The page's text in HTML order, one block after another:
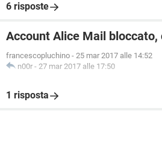
6 risposte
Account Alice Mail bloccato,
francescopluchino - 25 mar 2017 alle 14:52
n00r - 27 mar 2017 alle 17:50
1 risposta